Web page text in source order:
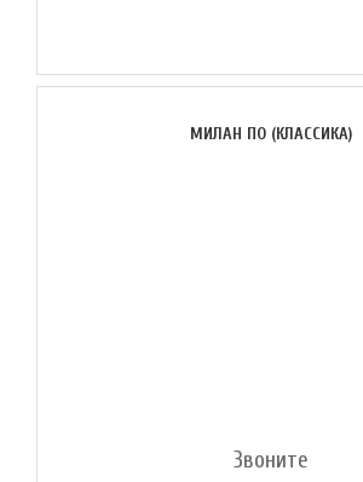
МИЛАН ПО (КЛАССИКА)
Звоните